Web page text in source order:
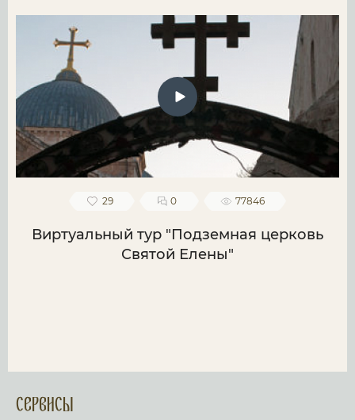
29 0 77846
Виртуальный тур "Подземная церковь
Святой Елены"
Сервисы